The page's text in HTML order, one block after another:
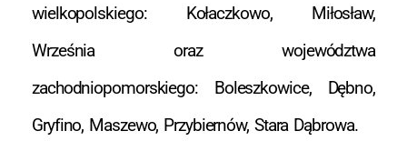
wielkopolskiego: Kołaczkowo, Miłosław,
Września oraz województwa
zachodniopomorskiego: Boleszkowice, Dębno,
Gryfino, Maszewo, Przybiernów, Stara Dąbrowa.